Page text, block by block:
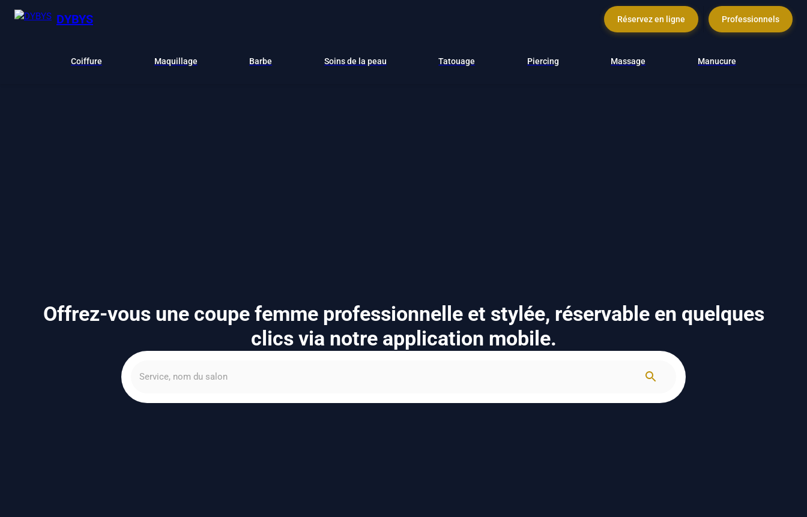
DYBYS Réservez en ligne Professionnels
Coiffure Maquillage Barbe Soins de la peau Tatouage Piercing Massage Manucure
Offrez-vous une coupe femme professionnelle et stylée, réservable en quelques
clics via notre application mobile.